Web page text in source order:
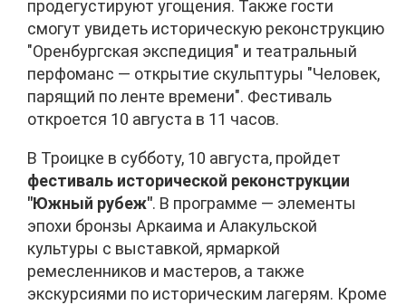
продегустируют угощения. Также гости
смогут увидеть историческую реконструкцию
"Оренбургская экспедиция" и театральный
перфоманс — открытие скульптуры "Человек,
парящий по ленте времени". Фестиваль
откроется 10 августа в 11 часов.
В Троицке в субботу, 10 августа, пройдет
фестиваль исторической реконструкции
"Южный рубеж". В программе — элементы
эпохи бронзы Аркаима и Алакульской
культуры с выставкой, ярмаркой
ремесленников и мастеров, а также
экскурсиями по историческим лагерям. Кроме